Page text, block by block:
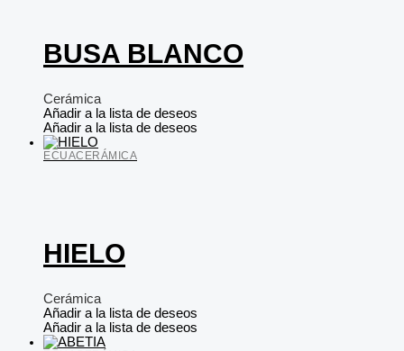
BUSA BLANCO
Cerámica
Añadir a la lista de deseos
Añadir a la lista de deseos
ECUACERÁMICA
HIELO
Cerámica
Añadir a la lista de deseos
Añadir a la lista de deseos